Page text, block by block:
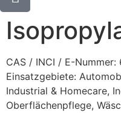
CAS / INCI / E-
Einsatzgebiete:
Industrial & Homecare,
Oberflächenpflege,